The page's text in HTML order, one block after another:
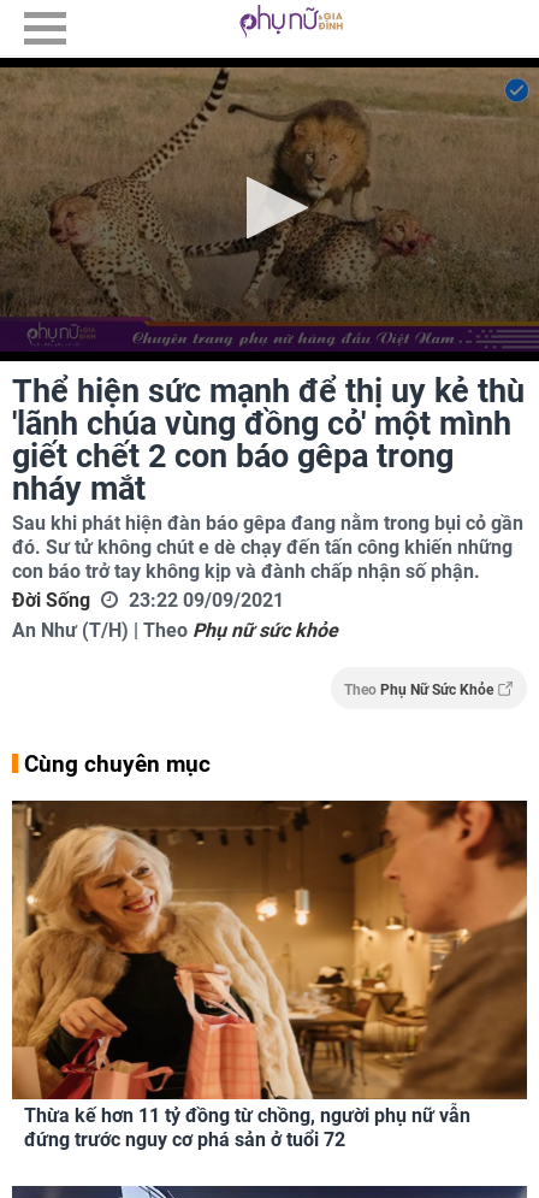
Thể hiện sức mạnh để thị uy kẻ thù
'lãnh chúa vùng đồng cỏ' một mình
giết chết 2 con báo gêpa trong
nháy mắt
Sau khi phát hiện đàn báo gêpa đang nằm trong bụi cỏ gần
đó. Sư tử không chút e dè chạy đến tấn công khiến những
con báo trở tay không kịp và đành chấp nhận số phận.
Đời Sống
23:22 09/09/2021
An Như (T/H) | Theo Phụ nữ sức khỏe
Theo Phụ Nữ Sức Khỏe
Cùng chuyên mục
Thừa kế hơn 11 tỷ đồng từ chồng, người phụ nữ vẫn
đứng trước nguy cơ phá sản ở tuổi 72